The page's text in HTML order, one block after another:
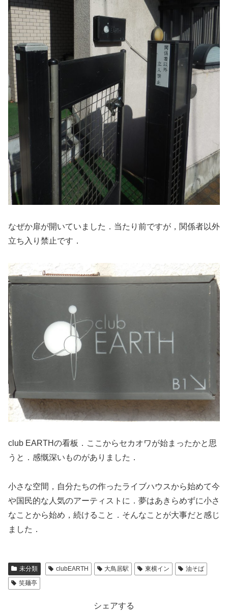
なぜか扉が開いていました．当たり前ですが，関係者以外
立ち入り禁止です．
club EARTHの看板．ここからセカオワが始まったかと思
うと．感慨深いものがありました．
小さな空間，自分たちの作ったライブハウスから始めて今
や国民的な人気のアーティストに．夢はあきらめずに小さ
なことから始め，続けること．そんなことが大事だと感じ
ました．
未分類 clubEARTH 大鳥居駅 東横イン
油そば
笑麺亭
シェアする